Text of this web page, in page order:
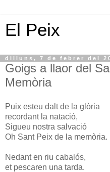
El Peix
dilluns, 7 de febrer del
Goigs a llaor del
Memòria
Puix esteu dalt de la glòria
recordant la natació,
Sigueu nostra salvació
Oh Sant Peix de la memòria.
Nedant en riu cabalós,
et pescaren una tarda.